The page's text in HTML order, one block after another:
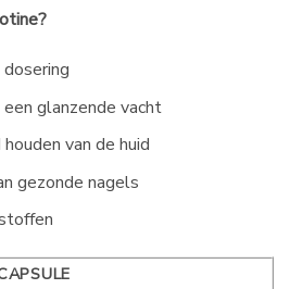
glanzende vacht
van de huid
gezonde nagels